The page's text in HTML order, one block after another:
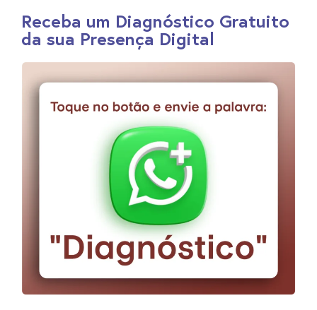
Receba um Diagnóstico Gratuito
da sua Presença Digital